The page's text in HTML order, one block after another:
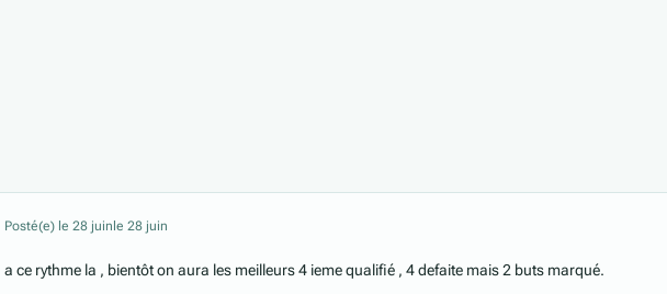
Posté(e) le 28 juin le 28 juin
a ce rythme la , bientôt on aura les meilleurs 4 ieme qualifié , 4 defaite mais 2 buts marqué.